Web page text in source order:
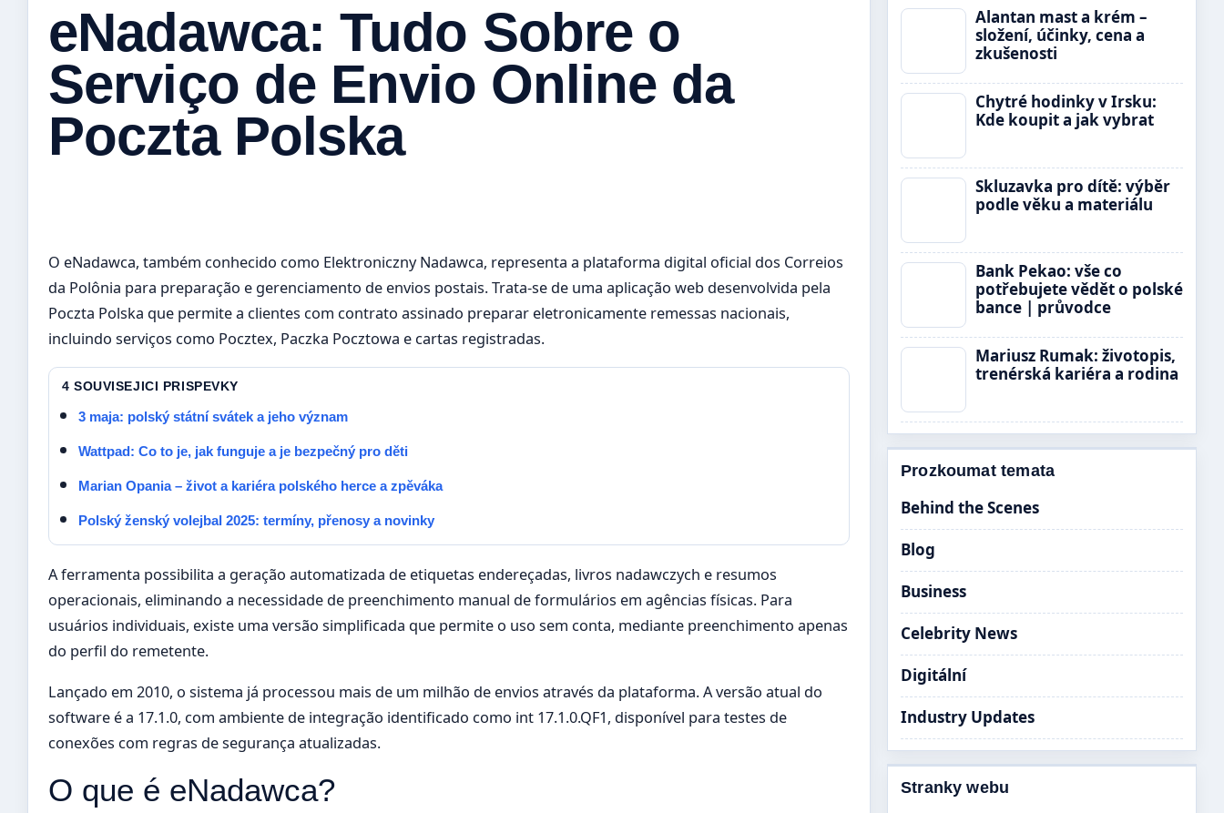
eNadawca: Tudo Sobre o
Serviço de Envio Online da
Poczta Polska
O eNadawca, também conhecido como Elektroniczny Nadawca, representa a plataforma digital oficial dos Correios
da Polônia para preparação e gerenciamento de envios postais. Trata-se de uma aplicação web desenvolvida pela
Poczta Polska que permite a clientes com contrato assinado preparar eletronicamente remessas nacionais,
incluindo serviços como Pocztex, Paczka Pocztowa e cartas registradas.
4 SOUVISEJICI PRISPEVKY
3 maja: polský státní svátek a jeho význam
Wattpad: Co to je, jak funguje a je bezpečný pro děti
Marian Opania – život a kariéra polského herce a zpěváka
Polský ženský volejbal 2025: termíny, přenosy a novinky
A ferramenta possibilita a geração automatizada de etiquetas endereçadas, livros nadawczych e resumos
operacionais, eliminando a necessidade de preenchimento manual de formulários em agências físicas. Para
usuários individuais, existe uma versão simplificada que permite o uso sem conta, mediante preenchimento apenas
do perfil do remetente.
Lançado em 2010, o sistema já processou mais de um milhão de envios através da plataforma. A versão atual do
software é a 17.1.0, com ambiente de integração identificado como int 17.1.0.QF1, disponível para testes de
conexões com regras de segurança atualizadas.
O que é eNadawca?
Alantan mast a krém –
složení, účinky, cena a
zkušenosti
Chytré hodinky v Irsku:
Kde koupit a jak vybrat
Skluzavka pro dítě: výběr
podle věku a materiálu
Bank Pekao: vše co
potřebujete vědět o polské
bance | průvodce
Mariusz Rumak: životopis,
trenérská kariéra a rodina
Prozkoumat temata
Behind the Scenes
Blog
Business
Celebrity News
Digitální
Industry Updates
Stranky webu